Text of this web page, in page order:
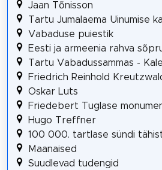
Jaan Tõnisson
Tartu Jumalaema Uinumise
Vabaduse puiestik
Eesti ja armeenia rahva
Tartu Vabadussammas -
Friedrich Reinhold
Oskar Luts
Friedebert Tuglase
Hugo Treffner
100 000. tartlase sündi
Maanaised
Suudlevad tudengid